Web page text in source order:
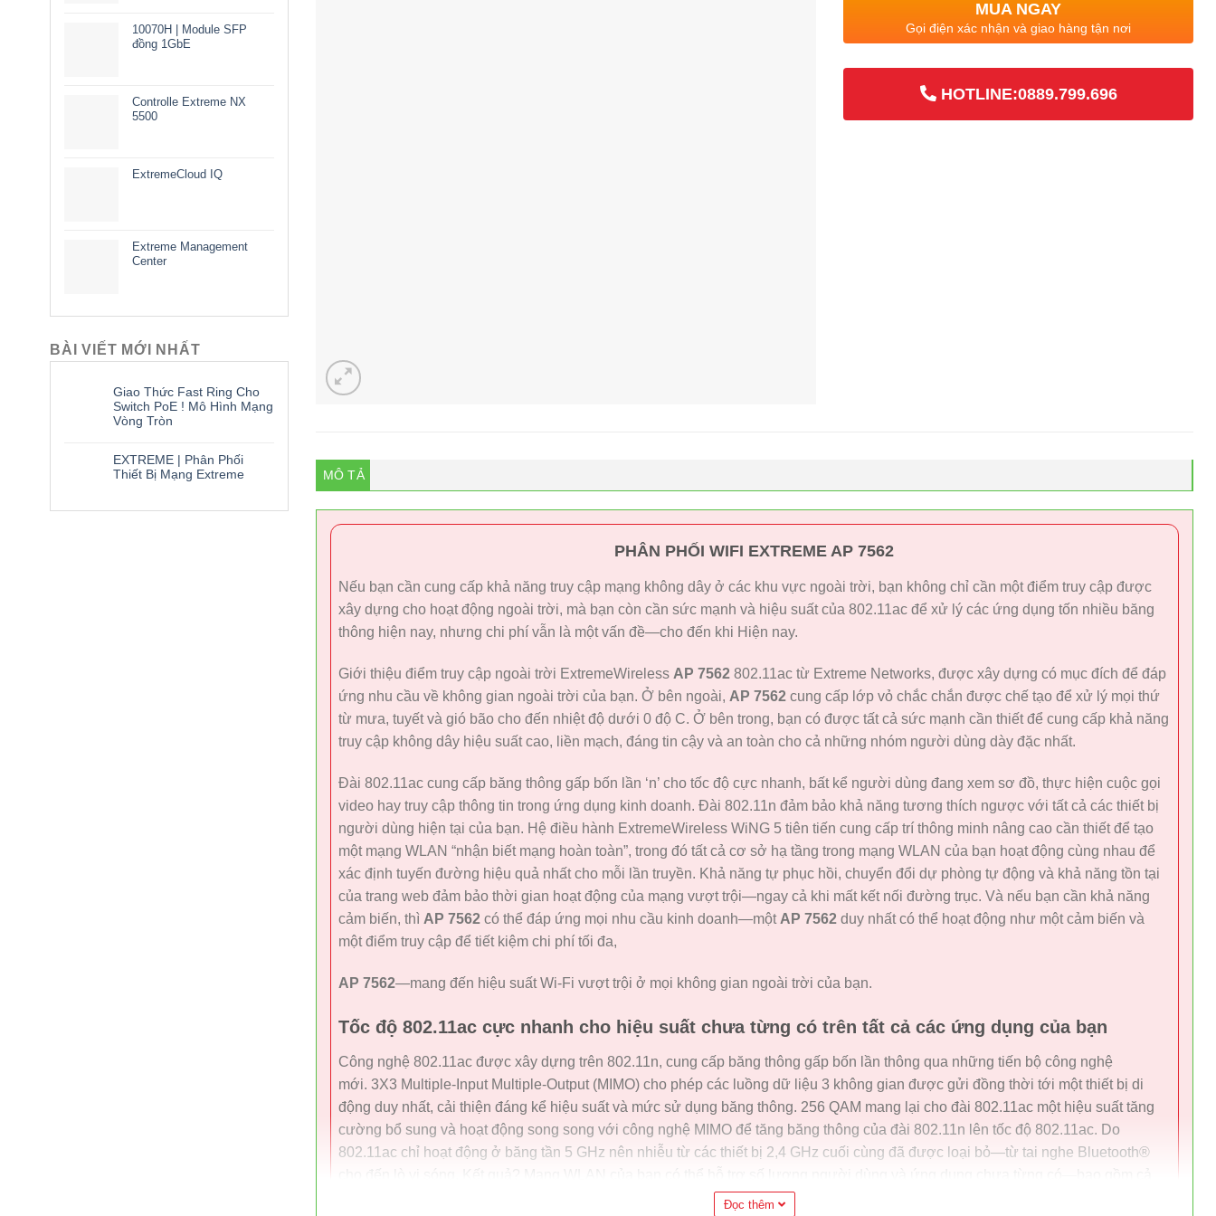
10070H | Module SFP
đồng 1GbE
Controlle Extreme NX
5500
ExtremeCloud IQ
Extreme Management
Center
BÀI VIẾT MỚI NHẤT
Giao Thức Fast Ring Cho
Switch PoE ! Mô Hình Mạng
Vòng Tròn
EXTREME | Phân Phối
Thiết Bị Mạng Extreme
MUA NGAY
Gọi điện xác nhận và giao hàng tận nơi
HOTLINE:0889.799.696
MÔ TẢ
PHÂN PHỐI WIFI EXTREME AP 7562
Nếu bạn cần cung cấp khả năng truy cập mạng không dây ở các khu vực ngoài trời, bạn không chỉ cần một điểm truy cập được
xây dựng cho hoạt động ngoài trời, mà bạn còn cần sức mạnh và hiệu suất của 802.11ac để xử lý các ứng dụng tốn nhiều băng
thông hiện nay, nhưng chi phí vẫn là một vấn đề—cho đến khi Hiện nay.
Giới thiệu điểm truy cập ngoài trời ExtremeWireless AP 7562802.11ac từ Extreme Networks, được xây dựng có mục đích để đáp
ứng nhu cầu về không gian ngoài trời của bạn. Ở bên ngoài, AP 7562cung cấp lớp vỏ chắc chắn được chế tạo để xử lý mọi thứ
từ mưa, tuyết và gió bão cho đến nhiệt độ dưới 0 độ C. Ở bên trong, bạn có được tất cả sức mạnh cần thiết để cung cấp khả năng
truy cập không dây hiệu suất cao, liền mạch, đáng tin cậy và an toàn cho cả những nhóm người dùng dày đặc nhất.
Đài 802.11ac cung cấp băng thông gấp bốn lần ‘n’ cho tốc độ cực nhanh, bất kể người dùng đang xem sơ đồ, thực hiện cuộc gọi
video hay truy cập thông tin trong ứng dụng kinh doanh. Đài 802.11n đảm bảo khả năng tương thích ngược với tất cả các thiết bị
người dùng hiện tại của bạn. Hệ điều hành ExtremeWireless WiNG 5 tiên tiến cung cấp trí thông minh nâng cao cần thiết để tạo
một mạng WLAN “nhận biết mạng hoàn toàn”, trong đó tất cả cơ sở hạ tầng trong mạng WLAN của bạn hoạt động cùng nhau để
xác định tuyến đường hiệu quả nhất cho mỗi lần truyền. Khả năng tự phục hồi, chuyển đổi dự phòng tự động và khả năng tồn tại
của trang web đảm bảo thời gian hoạt động của mạng vượt trội—ngay cả khi mất kết nối đường trục. Và nếu bạn cần khả năng
cảm biến, thì AP 7562có thể đáp ứng mọi nhu cầu kinh doanh—một AP 7562duy nhất có thể hoạt động như một cảm biến và
một điểm truy cập để tiết kiệm chi phí tối đa,
AP 7562—mang đến hiệu suất Wi-Fi vượt trội ở mọi không gian ngoài trời của bạn.
Tốc độ 802.11ac cực nhanh cho hiệu suất chưa từng có trên tất cả các ứng dụng của bạn
Công nghệ 802.11ac được xây dựng trên 802.11n, cung cấp băng thông gấp bốn lần thông qua những tiến bộ công nghệ
mới. 3X3 Multiple-Input Multiple-Output (MIMO) cho phép các luồng dữ liệu 3 không gian được gửi đồng thời tới một thiết bị di
động duy nhất, cải thiện đáng kể hiệu suất và mức sử dụng băng thông. 256 QAM mang lại cho đài 802.11ac một hiệu suất tăng
cường bổ sung và hoạt động song song với công nghệ MIMO để tăng băng thông của đài 802.11n lên tốc độ 802.11ac. Do
802.11ac chỉ hoạt động ở băng tần 5 GHz nên nhiễu từ các thiết bị 2,4 GHz cuối cùng đã được loại bỏ—từ tai nghe Bluetooth®
thoại và video—cho phép bạn tự tin triển khai các sáng kiến ​​Mang thiết bị của riêng bạn (BYOD) và trao quyền cho các nhóm làm
Đọc thêm